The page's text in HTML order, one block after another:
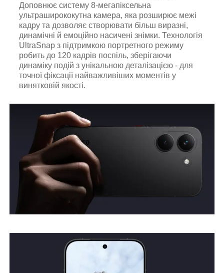
Доповнює систему 8-мегапіксельна
ультраширококутна камера, яка розширює межі
кадру та дозволяє створювати більш виразні,
динамічні й емоційно насичені знімки. Технологія
UltraSnap з підтримкою портретного режиму
робить до 120 кадрів поспіль, зберігаючи
динаміку подій з унікальною деталізацією - для
точної фіксації найважливіших моментів у
винятковій якості.